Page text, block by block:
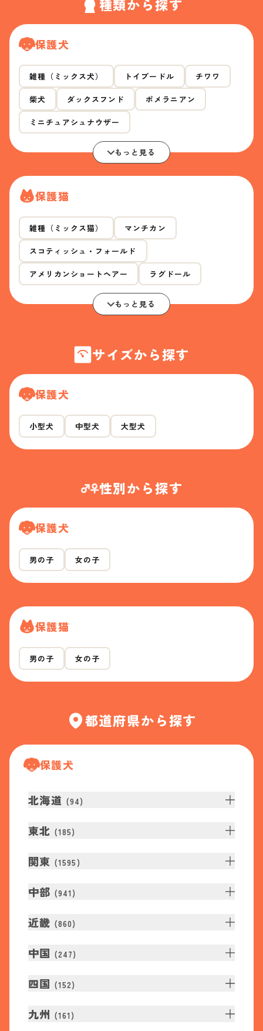
種類から探す
保護犬
雑種（ミックス犬） トイプードル チワワ
柴犬 ダックスフンド ポメラニアン
ミニチュアシュナウザー
もっと見る
保護猫
雑種（ミックス猫） マンチカン
スコティッシュ・フォールド
アメリカンショートヘアー ラグドール
もっと見る
サイズから探す
保護犬
小型犬 中型犬 大型犬
性別から探す
保護犬
男の子 女の子
保護猫
男の子 女の子
都道府県から探す
保護犬
北海道 (94)
東北 (185)
関東 (1595 )
中部 (941 )
近畿 (860)
中国 (247)
四国 (152)
九州 (161 )